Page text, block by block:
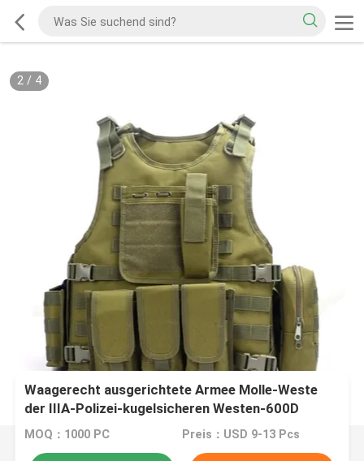
2/ 4
Waagerecht ausgerichtete Armee Molle-Weste
der IIIA-Polizei-kugelsicheren Westen-600D
Cordura
MOQ：1000 PC Preis：USD 9-13 Pcs